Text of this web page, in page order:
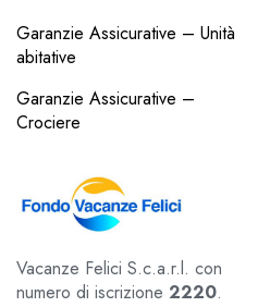
Garanzie Assicurative – Unità
abitative
Garanzie Assicurative –
Crociere
Vacanze Felici S.c.a.r.l. con
numero di iscrizione 2220.